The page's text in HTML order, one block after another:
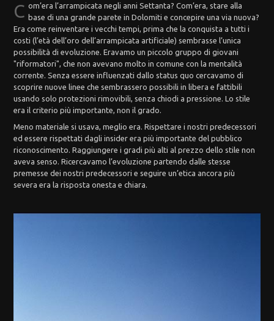
C om’era l’arrampicata negli anni Settanta? Com’era, stare alla
base di una grande parete in Dolomiti e concepire una via nuova?
Era come reinventare i vecchi tempi, prima che la conquista a tutti i
costi (l’età dell’oro dell’arrampicata artificiale) sembrasse l’unica
possibilità di evoluzione. Eravamo un piccolo gruppo di giovani
"riformatori", che non avevano molto in comune con la mentalità
corrente. Senza essere influenzati dallo status quo cercavamo di
scoprire nuove linee che sembrassero possibili in libera e fattibili
usando solo protezioni rimovibili, senza chiodi a pressione. Lo stile
era il criterio più importante, non il grado.
Meno materiale si usava, meglio era. Rispettare i nostri predecessori
ed essere rispettati dagli insider era più importante del pubblico
riconoscimento. Raggiungere i gradi più alti al prezzo dello stile non
aveva senso. Ricercavamo l’evoluzione partendo dalle stesse
premesse dei nostri predecessori e seguire un’etica ancora più
severa era la risposta onesta e chiara.